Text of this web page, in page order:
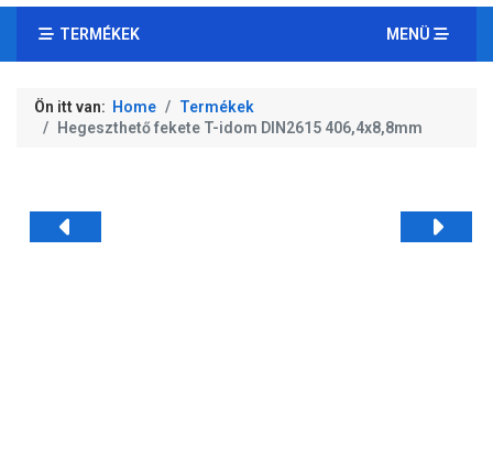
TERMÉKEK MENÜ
Ön itt van: Home
Termékek
Hegeszthető fekete T-idom DIN2615 406,4x8,8mm